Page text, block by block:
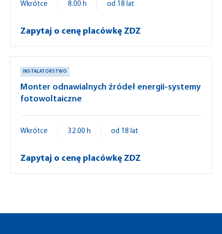
Wkrótce 8.00 h od 18 lat
Zapytaj o cenę placówkę ZDZ
INSTALATORSTWO
Monter odnawialnych źródeł energii-systemy
fotowoltaiczne
Wkrótce 32.00 h od 18 lat
Zapytaj o cenę placówkę ZDZ